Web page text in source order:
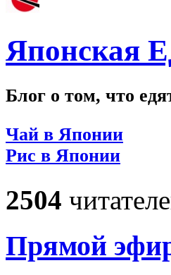
Японская
Блог о том, что
Чай в Японии
Рис в Японии
2504
Прямой